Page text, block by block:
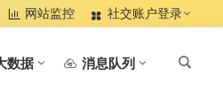
网站监控 社交账户登录
数据 消息队列